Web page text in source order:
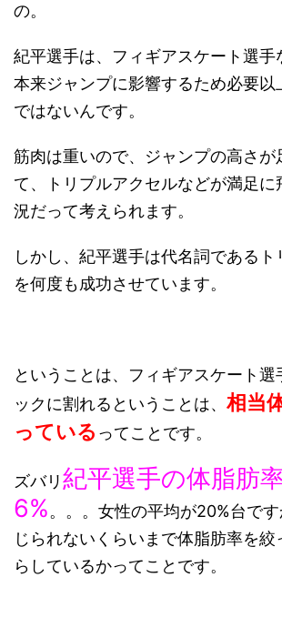
の。
紀平選手は、フィギアスケート選手
本来ジャンプに影響するため必要以
ではないんです。
筋肉は重いので、ジャンプの高さが
て、トリプルアクセルなどが満足に
況だって考えられます。
しかし、紀平選手は代名詞である
を何度も成功させています。
ということは、フィギアスケート
ックに割れるということは、 相当
っている ってことです。
ズバリ紀平選手の体脂肪
6%。。。女性の平均が20%台で
じられないくらいまで体脂肪率を絞
らしているかってことです。